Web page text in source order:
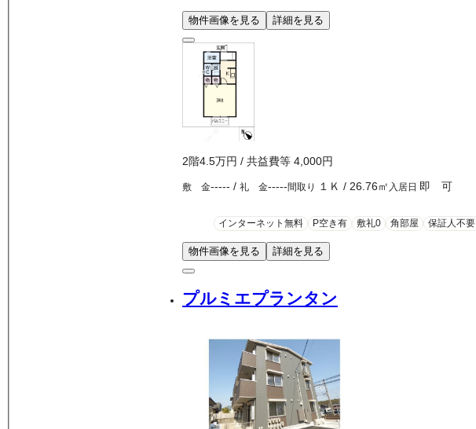
物件画像を見る 詳細を見る
2階4.5万円 / 共益費等 4,000円
敷 金----- / 礼 金-----間取り １Ｋ / 26.76㎡ 入居日 即 可
インターネット無料 P空き有 敷礼0 角部屋 保証人不要
物件画像を見る 詳細を見る
プルミエプランタン